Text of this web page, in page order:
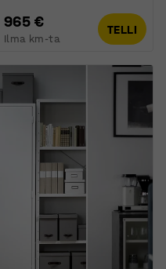
965 €
Ilma km-ta
TELLI